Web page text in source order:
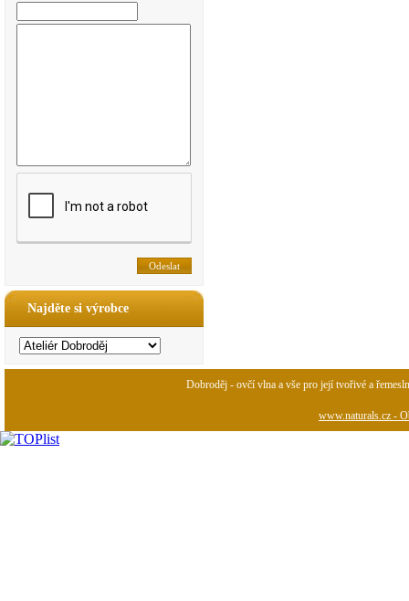
Najděte si výrobce
Dobroděj - ovčí vlna a vše pro její tvořivé a
www.naturals.cz -